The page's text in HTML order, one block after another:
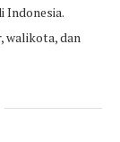
Indonesia.
walikota, dan